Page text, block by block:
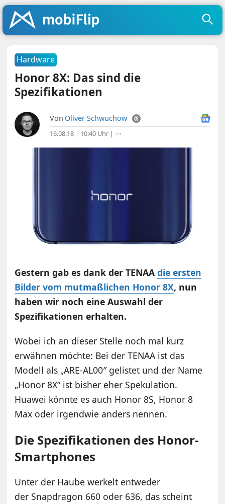
Hardware
Honor 8X: Das sind die
Spezifikationen
Von Oliver Schwuchow
16.08.18 | 10:40 Uhr | ⋯
Gestern gab es dank der TENAAdie ersten
Bilder vom mutmaßlichen Honor 8X, nun
haben wir noch eine Auswahl der
Spezifikationen erhalten.
Wobei ich an dieser Stelle noch mal kurz
erwähnen möchte: Bei der TENAA ist das
Modell als „ARE-AL00″ gelistet und der Name
„Honor 8X“ ist bisher eher Spekulation.
Huawei könnte es auch Honor 8S, Honor 8
Max oder irgendwie anders nennen.
Die Spezifikationen des Honor-
Smartphones
Unter der Haube werkelt entweder
der Snapdragon 660 oder 636, das scheint